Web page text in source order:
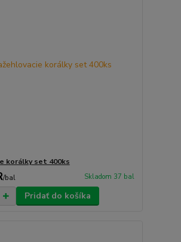
korálky set 400ks
/bal Skladom 37 bal
Pridať do košíka